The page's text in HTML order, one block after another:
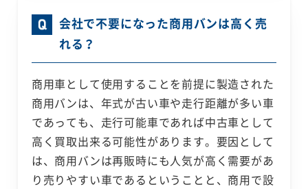
会社で不要になった商用バンは高く売
れる？
商用車として使用することを前提に製造された
商用バンは、年式が古い車や走行距離が多い車
であっても、走行可能車であれば中古車として
高く買取出来る可能性があります。要因として
は、商用バンは再販時にも人気が高く需要があ
り売りやすい車であるということと、商用で設